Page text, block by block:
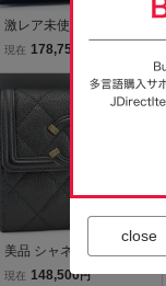
激レア未使用 シャネル マ
トラッセ ココマーク キャ
ビアスキン スモール フラ
ップ ウォレット ミニウォ
レット 三つ折り財布 AP3
518
現在 178,750
美品 シャネル CCフィリ
グリー スモール フラップ
現在 148,500円
close